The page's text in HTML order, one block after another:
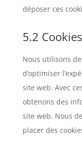
déposer ces
5.2
Nous utilisons
d’optimiser
site web. Avec
obtenons des
site web. Nous
placer des